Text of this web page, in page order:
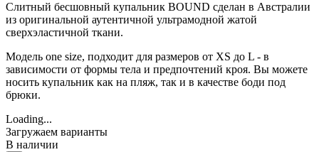
Слитный бесшовный купальник BOUND сделан в Австралии
из оригинальной аутентичной ультрамодной жатой
сверхэластичной ткани.
Модель one size, подходит для размеров от XS до L - в
зависимости от формы тела и предпочтений кроя. Вы можете
носить купальник как на пляж, так и в качестве боди под
брюки.
Loading...
Загружаем варианты
В наличии